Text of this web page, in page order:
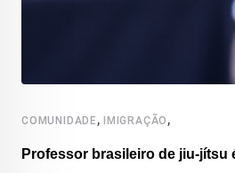
COMUNIDADE , IMIGRAÇÃO ,
Professor brasileiro de jiu-jítsu